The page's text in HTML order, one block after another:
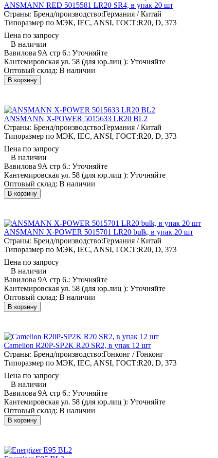
ANSMANN RED 5015581 LR20 SR4, в упак 20 шт
Страны: Бренд/производство:Германия / Китай
Типоразмер по МЭК, IEC, ANSI, ГОСТ:R20, D, 373
Цена по запросу
В наличии
Вавилова 9А стр 6.: Уточняйте
Кантемировская ул. 58 (для юр.лиц ): Уточняйте
Оптовый склад: В наличии
В корзину
ANSMANN X-POWER 5015633 LR20 BL2
Страны: Бренд/производство:Германия / Китай
Типоразмер по МЭК, IEC, ANSI, ГОСТ:R20, D, 373
Цена по запросу
В наличии
Вавилова 9А стр 6.: Уточняйте
Кантемировская ул. 58 (для юр.лиц ): Уточняйте
Оптовый склад: В наличии
В корзину
ANSMANN X-POWER 5015701 LR20 bulk, в упак 20 шт
Страны: Бренд/производство:Германия / Китай
Типоразмер по МЭК, IEC, ANSI, ГОСТ:R20, D, 373
Цена по запросу
В наличии
Вавилова 9А стр 6.: Уточняйте
Кантемировская ул. 58 (для юр.лиц ): Уточняйте
Оптовый склад: В наличии
В корзину
Camelion R20P-SP2K R20 SR2, в упак 12 шт
Страны: Бренд/производство:Гонконг / Гонконг
Типоразмер по МЭК, IEC, ANSI, ГОСТ:R20, D, 373
Цена по запросу
В наличии
Вавилова 9А стр 6.: Уточняйте
Кантемировская ул. 58 (для юр.лиц ): Уточняйте
Оптовый склад: В наличии
В корзину